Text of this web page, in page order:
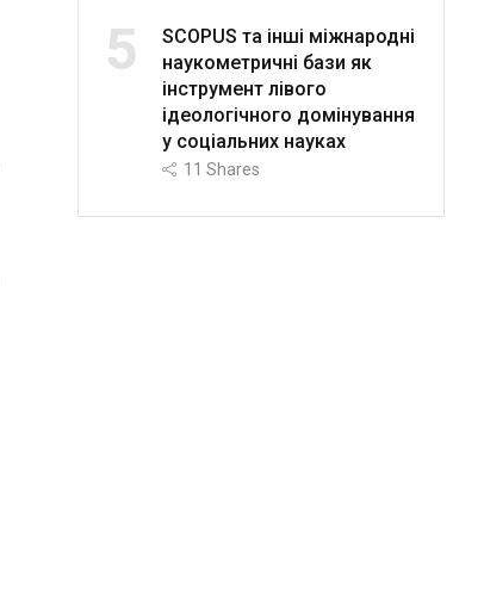
5
SCOPUS та інші міжнародні
наукометричні бази як
інструмент лівого
ідеологічного домінування
у соціальних науках
11 Shares